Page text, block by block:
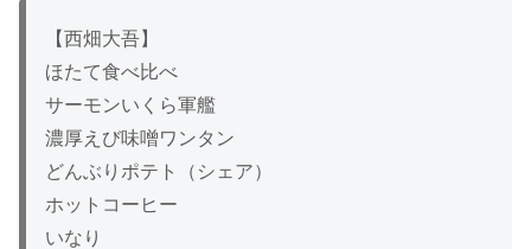
【西畑大吾】
ほたて食べ比べ
サーモンいくら軍艦
濃厚えび味噌ワンタン
どんぶりポテト（シェア）
ホットコーヒー
いなり